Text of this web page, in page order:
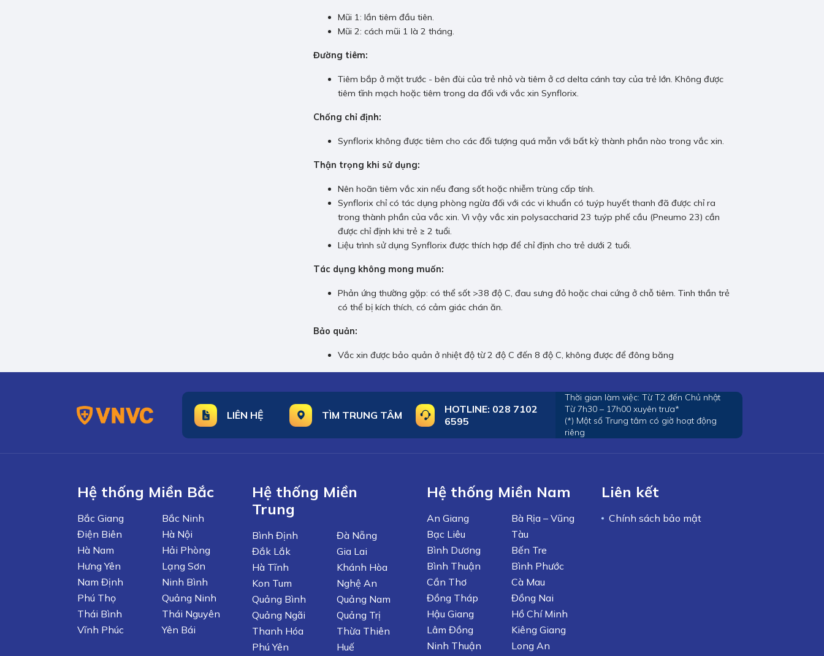
Mũi 1: lần tiêm đầu tiên.
Mũi 2: cách mũi 1 là 2 tháng.
Đường tiêm:
Tiêm bắp ở mặt trước - bên đùi của trẻ nhỏ và tiêm ở cơ delta cánh tay của trẻ lớn. Không được
tiêm tĩnh mạch hoặc tiêm trong da đối với vắc xin Synflorix.
Chống chỉ định:
Synflorix không được tiêm cho các đối tượng quá mẫn với bất kỳ thành phần nào trong vắc xin.
Thận trọng khi sử dụng:
Nên hoãn tiêm vắc xin nếu đang sốt hoặc nhiễm trùng cấp tính.
Synflorix chỉ có tác dụng phòng ngừa đối với các vi khuẩn có tuýp huyết thanh đã được chỉ ra
trong thành phần của vắc xin. Vì vậy vắc xin polysaccharid 23 tuýp phế cầu (Pneumo 23) cần
được chỉ định khi trẻ ≥ 2 tuổi.
Liệu trình sử dụng Synflorix được thích hợp để chỉ định cho trẻ dưới 2 tuổi.
Tác dụng không mong muốn:
Phản ứng thường gặp: có thể sốt >38 độ C, đau sưng đỏ hoặc chai cứng ở chỗ tiêm. Tinh thần trẻ
có thể bị kích thích, có cảm giác chán ăn.
Bảo quản:
Vắc xin được bảo quản ở nhiệt độ từ 2 độ C đến 8 độ C, không được để đông băng
LIÊN HỆ TÌM TRUNG TÂM HOTLINE: 028 7102
6595
Thời gian làm việc: Từ T2 đến Chủ nhật
Từ 7h30 – 17h00 xuyên trưa*
(*) Một số Trung tâm có giờ hoạt động
riêng
Hệ thống Miền Bắc
Bắc Giang
Điện Biên
Hà Nam
Hưng Yên
Nam Định
Phú Thọ
Thái Bình
Vĩnh Phúc
Bắc Ninh
Hà Nội
Hải Phòng
Lạng Sơn
Ninh Bình
Quảng Ninh
Thái Nguyên
Yên Bái
Hệ thống Miền
Trung
Bình Định
Đắk Lắk
Hà Tĩnh
Kon Tum
Quảng Bình
Quảng Ngãi
Thanh Hóa
Phú Yên
Đà Nẵng
Gia Lai
Khánh Hòa
Nghệ An
Quảng Nam
Quảng Trị
Thừa Thiên
Huế
Hệ thống Miền Nam
An Giang
Bạc Liêu
Bình Dương
Bình Thuận
Cần Thơ
Đồng Tháp
Hậu Giang
Lâm Đồng
Ninh Thuận
Bà Rịa – Vũng
Tàu
Bến Tre
Bình Phước
Cà Mau
Đồng Nai
Hồ Chí Minh
Kiêng Giang
Long An
Liên kết
Chính sách bảo mật